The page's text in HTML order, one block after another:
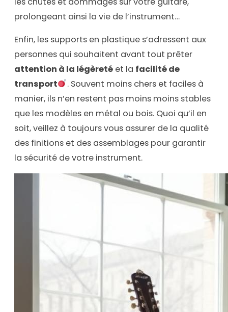
prolongeant ainsi la vie de l’instrument…
Enfin, les supports en plastique s’adressent aux
personnes qui souhaitent avant tout prêter
attention à la légèreté et la facilité de
transport
. Souvent moins chers et faciles à
manier, ils n’en restent pas moins moins stables
que les modèles en métal ou bois. Quoi qu’il en
soit, veillez à toujours vous assurer de la qualité
des finitions et des assemblages pour garantir
la sécurité de votre instrument.